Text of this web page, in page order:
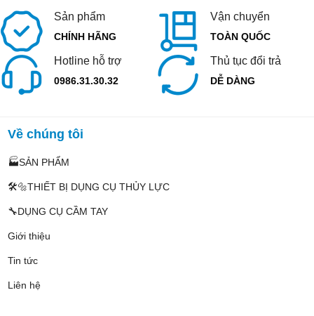
Sản phẩm
CHÍNH HÃNG
Vận chuyển
TOÀN QUỐC
Hotline hỗ trợ
0986.31.30.32
Thủ tục đổi trả
DỄ DÀNG
Về chúng tôi
🏭SẢN PHẨM
🛠️🔩THIẾT BỊ DỤNG CỤ THỦY LỰC
🔧DỤNG CỤ CẦM TAY
Giới thiệu
Tin tức
Liên hệ